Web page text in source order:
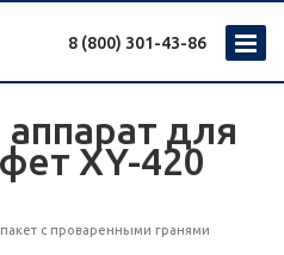
8 (800) 301-43-86
для
XY-420
с проваренными гранями